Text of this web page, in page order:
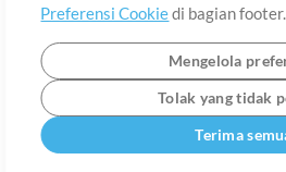
Preferensi Cookiedi bagian footer.
Mengelola
Tolak yang tidak
Terima